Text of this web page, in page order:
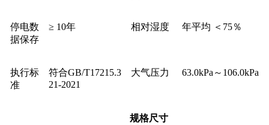
停电数
据保存
≥ 10年 相对湿度 年平均 ＜75％
执行标
准
符合GB/T17215.3
21-2021
大气压力 63.0kPa～106.0kPa
规格尺寸